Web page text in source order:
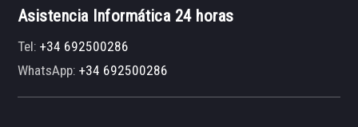
Asistencia Informática 24 horas
Tel:+34 692500286
WhatsApp:+34 692500286